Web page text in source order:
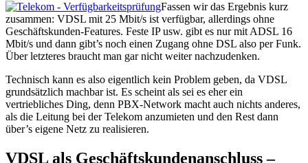
Fassen wir das Ergebnis kurz
zusammen: VDSL mit 25 Mbit/s ist verfügbar, allerdings ohne
Geschäftskunden-Features. Feste IP usw. gibt es nur mit ADSL 16
Mbit/s und dann gibt’s noch einen Zugang ohne DSL also per Funk.
Über letzteres braucht man gar nicht weiter nachzudenken.
Technisch kann es also eigentlich kein Problem geben, da VDSL
grundsätzlich machbar ist. Es scheint als sei es eher ein
vertriebliches Ding, denn PBX-Network macht auch nichts anderes,
als die Leitung bei der Telekom anzumieten und den Rest dann
über’s eigene Netz zu realisieren.
VDSL als Geschäftskundenanschluss –